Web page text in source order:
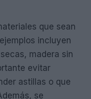
que sean
incluyen
madera sin
evitar
astillas o que
se